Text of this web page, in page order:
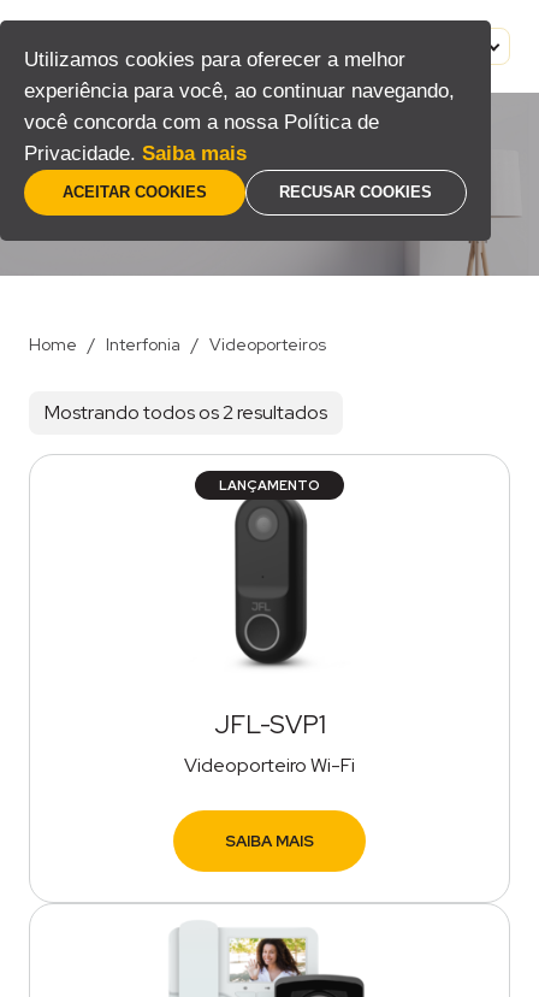
Utilizamos cookies para oferecer a melhor
experiência para você, ao continuar navegando,
você concorda com a nossa Política de
Privacidade. Saiba mais
RECUSAR COOKIES
ACEITAR COOKIES
conteúdo
Home / Interfonia / Videoporteiros
Videoporteiros
Mostrando todos os 2 resultados
LANÇAMENTO
JFL-SVP1
Videoporteiro Wi-Fi
SAIBA MAIS